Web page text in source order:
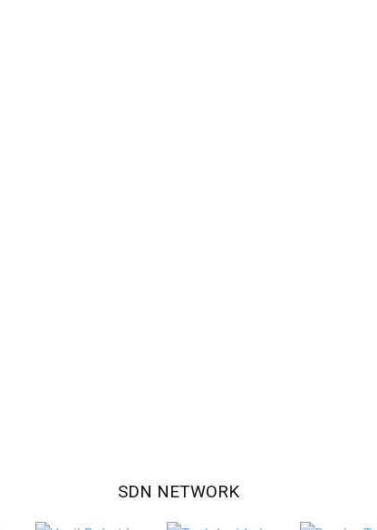
SDN NETWORK